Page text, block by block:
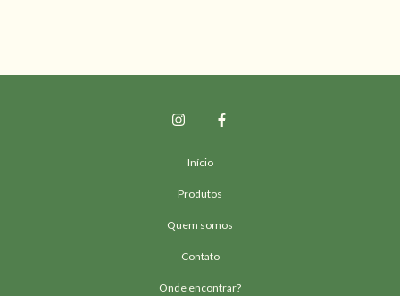
Início
Produtos
Quem somos
Contato
Onde encontrar?